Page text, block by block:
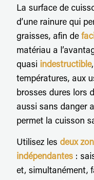
La surface de
d’une rainure qui
graisses, afin de
matériau a
quasi indestructible
températures, aux
brosses dures lors
aussi sans danger
permet la cuisson
Utilisez les deux
indépendantes:
et, simultanément,